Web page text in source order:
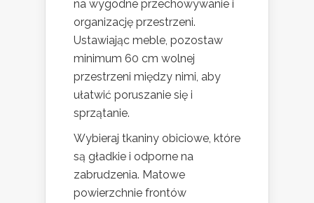
na wygodne przechowywanie i
organizację przestrzeni.
Ustawiając meble, pozostaw
minimum 60 cm wolnej
przestrzeni między nimi, aby
ułatwić poruszanie się i
sprzątanie.
Wybieraj tkaniny obiciowe, które
są gładkie i odporne na
zabrudzenia. Matowe
powierzchnie frontów